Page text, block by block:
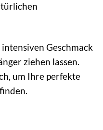
Geschmack
ziehen lassen.
um Ihre perfekte